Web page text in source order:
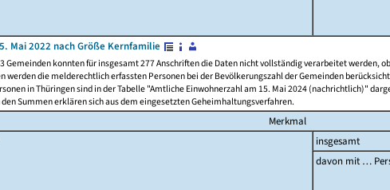
Mai 2022 nach Größe Kernfamilie
Gemeinden konnten für insgesamt 277 Anschriften die Daten nicht vollständig verarbeitet werden,
werden die melderechtlich erfassten Personen bei der Bevölkerungszahl der Gemeinden
in Thüringen sind in der Tabelle "Amtliche Einwohnerzahl am 15. Mai 2024 (nachrichtlich)"
Summen erklären sich aus dem eingesetzten Geheimhaltungsverfahren.
Merkmal
insgesamt
davon mit …